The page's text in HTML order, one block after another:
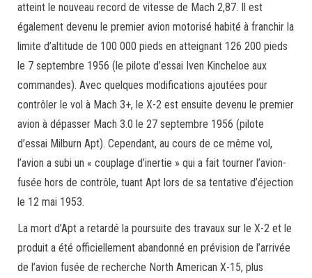
atteint le nouveau record de vitesse de Mach 2,87. Il est
également devenu le premier avion motorisé habité à franchir la
limite d’altitude de 100 000 pieds en atteignant 126 200 pieds
le 7 septembre 1956 (le pilote d’essai Iven Kincheloe aux
commandes). Avec quelques modifications ajoutées pour
contrôler le vol à Mach 3+, le X-2 est ensuite devenu le premier
avion à dépasser Mach 3.0 le 27 septembre 1956 (pilote
d’essai Milburn Apt). Cependant, au cours de ce même vol,
l’avion a subi un « couplage d’inertie » qui a fait tourner l’avion-
fusée hors de contrôle, tuant Apt lors de sa tentative d’éjection
le 12 mai 1953.
La mort d’Apt a retardé la poursuite des travaux sur le X-2 et le
produit a été officiellement abandonné en prévision de l’arrivée
de l’avion fusée de recherche North American X-15, plus